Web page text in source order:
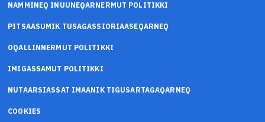
NAMMINEQ INUUNEQARNERMUT POLITIKKI
PITSAASUMIK TUSAGASSIORIAASEQARNEQ
OQALLINNERMUT POLITIKKI
IMIGASSAMUT POLITIKKI
NUTAARSIASSAT IMAANIK TIGUSARTAGAQARNEQ
COOKIES